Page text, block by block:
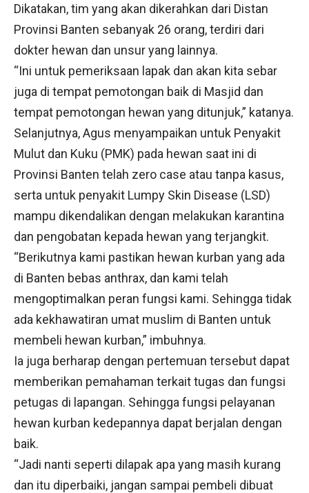
Dikatakan, tim yang akan dikerahkan dari Distan
Provinsi Banten sebanyak 26 orang, terdiri dari
dokter hewan dan unsur yang lainnya.
“Ini untuk pemeriksaan lapak dan akan kita sebar
juga di tempat pemotongan baik di Masjid dan
tempat pemotongan hewan yang ditunjuk,” katanya.
Selanjutnya, Agus menyampaikan untuk Penyakit
Mulut dan Kuku (PMK) pada hewan saat ini di
Provinsi Banten telah zero case atau tanpa kasus,
serta untuk penyakit Lumpy Skin Disease (LSD)
mampu dikendalikan dengan melakukan karantina
dan pengobatan kepada hewan yang terjangkit.
“Berikutnya kami pastikan hewan kurban yang ada
di Banten bebas anthrax, dan kami telah
mengoptimalkan peran fungsi kami. Sehingga tidak
ada kekhawatiran umat muslim di Banten untuk
membeli hewan kurban,” imbuhnya.
Ia juga berharap dengan pertemuan tersebut dapat
memberikan pemahaman terkait tugas dan fungsi
petugas di lapangan. Sehingga fungsi pelayanan
hewan kurban kedepannya dapat berjalan dengan
baik.
“Jadi nanti seperti dilapak apa yang masih kurang
dan itu diperbaiki, jangan sampai pembeli dibuat